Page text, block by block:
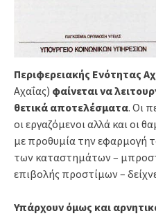
Περιφερειακής Ενότητας
Αχαΐας) φαίνεται να
θετικά αποτελέσματα. Οι
οι εργαζόμενοι αλλά και οι
με προθυμία την εφαρμογή
των καταστημάτων –
επιβολής προστίμων –
Υπάρχουν όμως και